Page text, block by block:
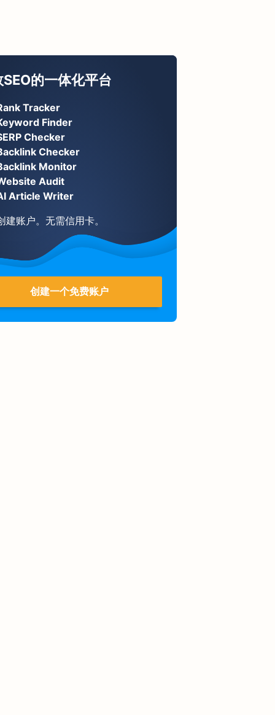
SEO的一体化平台
Tracker
Finder
Checker
Checker
Monitor
Audit
Article Writer
建账户。无需信用卡。
创建一个免费账户